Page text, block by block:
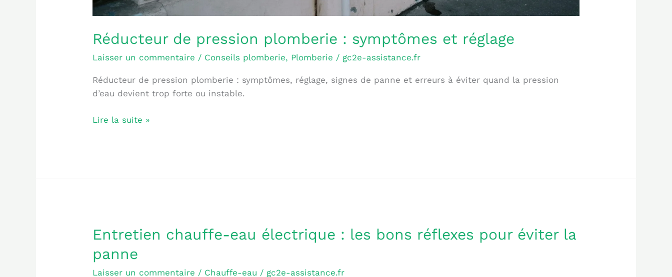
Réducteur de pression plomberie : symptômes et réglage
Laisser un commentaire / Conseils plomberie, Plomberie / gc2e-assistance.fr
Réducteur de pression plomberie : symptômes, réglage, signes de panne et erreurs à éviter quand la pression
d’eau devient trop forte ou instable.
Lire la suite »
Entretien chauffe-eau électrique : les bons réflexes pour éviter la
panne
Laisser un commentaire / Chauffe-eau / gc2e-assistance.fr
Entretien
eau
électrique